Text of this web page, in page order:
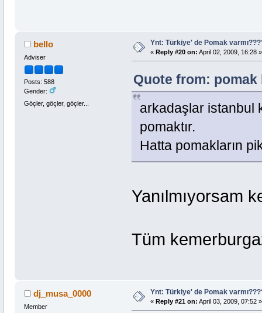
bello
Adviser
Posts: 588
Gender:
Göçler, göçler, göçler...
Ynt: Türkiye' de Pomak
« Reply #20 on: April 02, 2009, 16:28 »
Quote from: pomak
arkadaşlar istanbul
pomaktır.
Hatta pomakların
Yanılmıyorsam
Tüm
dj_musa_0000
Member
Ynt: Türkiye' de Pomak
« Reply #21 on: April 03, 2009, 07:52 »